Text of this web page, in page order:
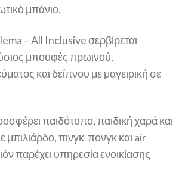
μπάνιο.
– All Inclusive σερβίρεται
μπουφές πρωινού,
και δείπνου με μαγειρική σε
παιδότοπο, παιδική χαρά και
μπιλιάρδο, πινγκ-πονγκ και air
παρέχει υπηρεσία ενοικίασης